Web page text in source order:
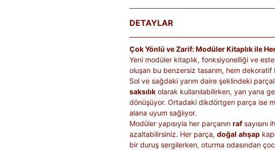
DETAYLAR
Çok Yönlü ve Zarif: Modüler Kitaplık ile
Yeni modüler kitaplık, fonksiyonelliği ve
oluşan bu benzersiz tasarım, hem dekoratif
Sol ve sağdaki yarım daire şeklindeki
saksılık olarak kullanılabilirken, yan yana
dönüşüyor. Ortadaki dikdörtgen parça ise
alana uyum sağlıyor.
Modüler yapısıyla her parçanın rafsayısını
azaltabilirsiniz. Her parça, doğal ahşap
bir duruş sergilerken, oturma odasından